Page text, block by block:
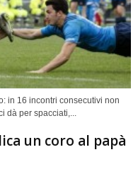
in 16 incontri consecutivi non
dà per spacciati,...
un coro al papà